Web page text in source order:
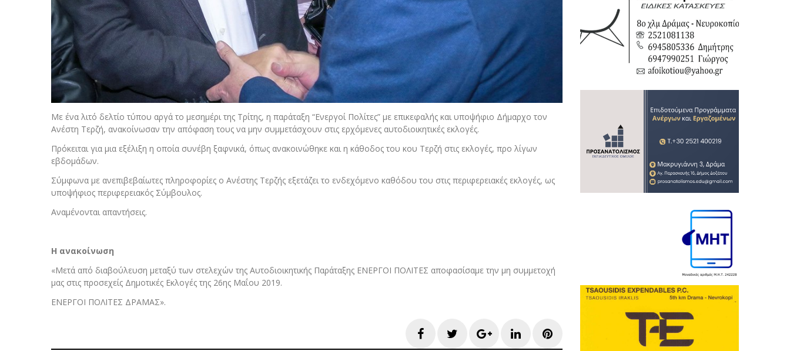
Με ένα λιτό δελτίο τύπου αργά το μεσημέρι της Τρίτης, η παράταξη “Ενεργοί Πολίτες” με επικεφαλής και υποψήφιο Δήμαρχο τον
Ανέστη Τερζή, ανακοίνωσαν την απόφαση τους να μην συμμετάσχουν στις ερχόμενες αυτοδιοικητικές εκλογές.
Πρόκειται για μια εξέλιξη η οποία συνέβη ξαφνικά, όπως ανακοινώθηκε και η κάθοδος του κου Τερζή στις εκλογές, προ λίγων
εβδομάδων.
Σύμφωνα με ανεπιβεβαίωτες πληροφορίες ο Ανέστης Τερζής εξετάζει το ενδεχόμενο καθόδου του στις περιφερειακές εκλογές, ως
υποψήφιος περιφερειακός Σύμβουλος.
Αναμένονται απαντήσεις.
Η ανακοίνωση
«Μετά από διαβούλευση μεταξύ των στελεχών της Αυτοδιοικητικής Παράταξης ΕΝΕΡΓΟΙ ΠΟΛΙΤΕΣ αποφασίσαμε την μη συμμετοχή
μας στις προσεχείς Δημοτικές Εκλογές της 26ης Μαΐου 2019.
ΕΝΕΡΓΟΙ ΠΟΛΙΤΕΣ ΔΡΑΜΑΣ».
FacebookTwitterGoogle+LinkedInPinterest